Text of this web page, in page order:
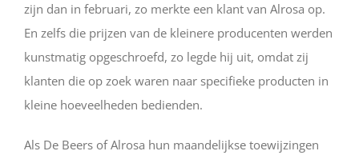
zijn dan in februari, zo merkte een klant van Alrosa op.
En zelfs die prijzen van de kleinere producenten werden
kunstmatig opgeschroefd, zo legde hij uit, omdat zij
klanten die op zoek waren naar specifieke producten in
kleine hoeveelheden bedienden.
Als De Beers of Alrosa hun maandelijkse toewijzingen